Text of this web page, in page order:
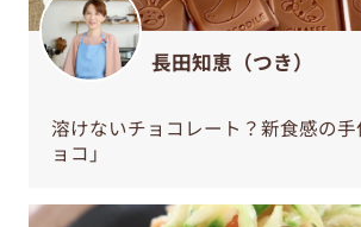
長田知恵（つき）
溶けないチョコレート？新食感の
ョコ」